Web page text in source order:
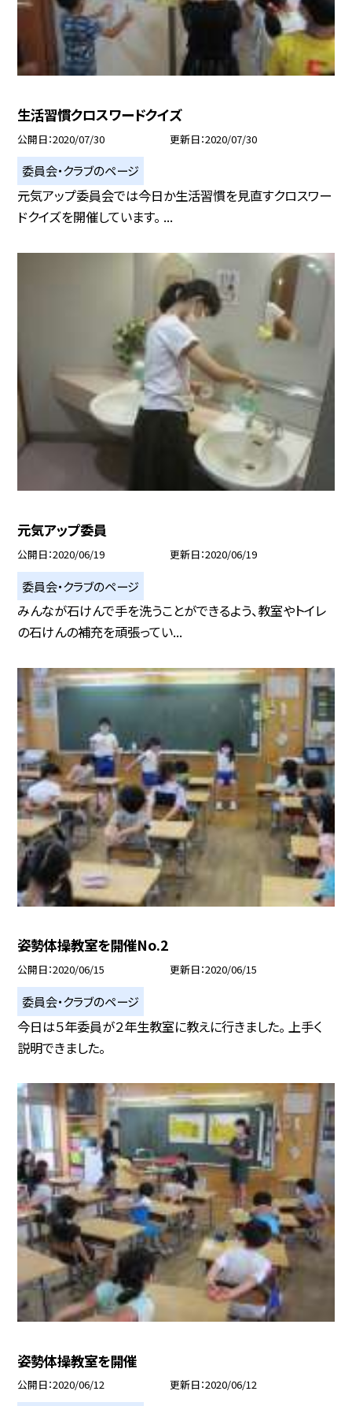
生活習慣クロスワードクイズ
公開日 2020/07/30 更新日 2020/07/30
委員会・クラブのページ
元気アップ委員会では今日か生活習慣を見直すクロスワー
ドクイズを開催しています。 ...
元気アップ委員
公開日 2020/06/19 更新日 2020/06/19
委員会・クラブのページ
みんなが石けんで手を洗うことができるよう、教室やトイレ
の石けんの補充を頑張ってい...
姿勢体操教室を開催No.2
公開日 2020/06/15 更新日 2020/06/15
委員会・クラブのページ
今日は５年委員が２年生教室に教えに行きました。 上手く
説明できました。
姿勢体操教室を開催
公開日 2020/06/12 更新日 2020/06/12